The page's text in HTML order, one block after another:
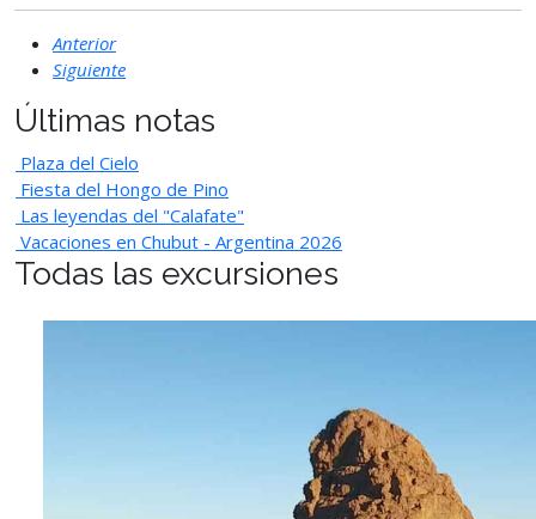
Anterior
Siguiente
Últimas notas
Plaza del Cielo
Fiesta del Hongo de Pino
Las leyendas del "Calafate"
Vacaciones en Chubut - Argentina 2026
Todas las excursiones